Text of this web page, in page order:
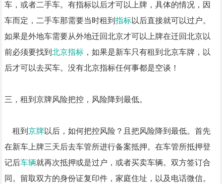
车，或者二手车。有指标以后才可以上牌，具体的情况，因
车而定，二手车那需要当时租到 指标以后直接就可以过户。
如果是外地车需要从外地迁回北京才可以上牌在迁回北京以
前必须要找到 北京指标，如果是新车只有租到北京车牌，以
后才可以去买车。没有北京指标任何事都是空谈！
三，租到京牌风险把控，风险降到最低。
租到 京牌以后，如何把控风险？且把风险降到最低。首先
在新车上牌三天后去车管所进行备案抵押。在车管所抵押登
记后车辆就再次抵押或是过户，或者买卖车辆。双方签订合
同。留取双方的身份证复印件，家庭住址，以及电话微信。